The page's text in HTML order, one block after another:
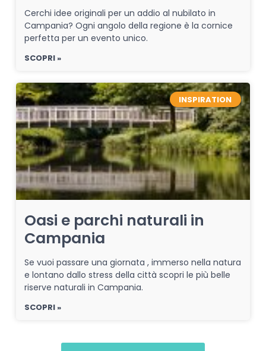
Cerchi idee originali per un addio al nubilato in
Campania? Ogni angolo della regione è la cornice
perfetta per un evento unico.
SCOPRI »
INSPIRATION
Oasi e parchi naturali in
Campania
Se vuoi passare una giornata , immerso nella natura
e lontano dallo stress della città scopri le più belle
riserve naturali in Campania.
SCOPRI »